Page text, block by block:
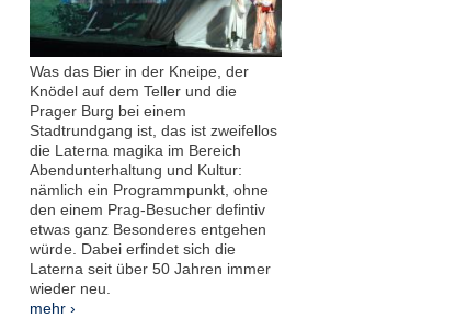
Was das Bier in der Kneipe, der
Knödel auf dem Teller und die
Prager Burg bei einem
Stadtrundgang ist, das ist zweifellos
die Laterna magika im Bereich
Abendunterhaltung und Kultur:
nämlich ein Programmpunkt, ohne
den einem Prag-Besucher defintiv
etwas ganz Besonderes entgehen
würde. Dabei erfindet sich die
Laterna seit über 50 Jahren immer
wieder neu.
mehr ›